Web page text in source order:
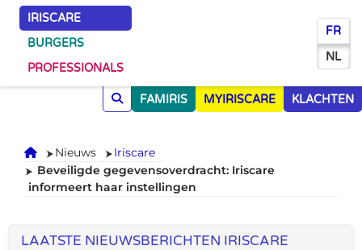
IRISCARE
BURGERS
PROFESSIONALS
FR
NL
FAMIRIS MYIRISCARE KLACHTEN
Onthaal
Nieuws
Iriscare
Beveiligde gegevensoverdracht: Iriscare
informeert haar instellingen
LAATSTE NIEUWSBERICHTEN IRISCARE